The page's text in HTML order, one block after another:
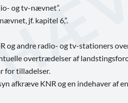
og tv-nævnet”.
jf. kapitel 6,”.
og andre radio- og tv-stationers
overtrædelser af
for tilladelser.
afkræve KNR og en indehaver af